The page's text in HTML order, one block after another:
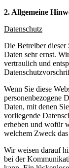
2. Allgemeine
Datenschutz
Die Betreiber dieser
Daten sehr ernst.
vertraulich und
Wenn Sie diese
personenbezogene
Daten, mit denen
vorliegende
erheben und wofür
welchem Zweck das
Wir weisen darauf
bei der